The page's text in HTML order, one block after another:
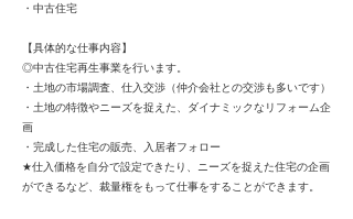
・中古住宅
【具体的な仕事内容】
◎中古住宅再生事業を行います。
・土地の市場調査、仕入交渉（仲介会社との交渉も多いです）
・土地の特徴やニーズを捉えた、ダイナミックなリフォーム企
画
・完成した住宅の販売、入居者フォロー
★仕入価格を自分で設定できたり、ニーズを捉えた住宅の企画
ができるなど、裁量権をもって仕事をすることができます。